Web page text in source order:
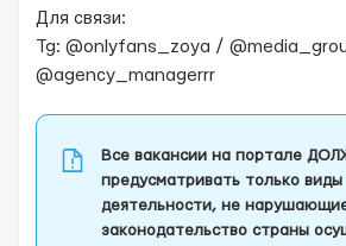
Для связи:
Tg: @onlyfans_zoya /
@agency_managerrr
Все вакансии на портале
предусматривать только виды
деятельности, не
законодательство страны